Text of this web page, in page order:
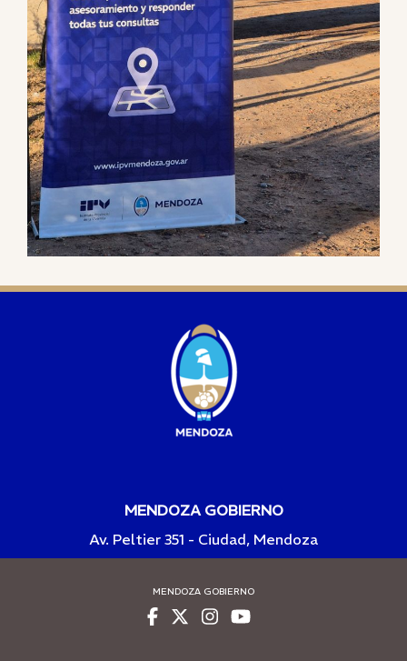
MENDOZA GOBIERNO
Av. Peltier 351 - Ciudad, Mendoza
MENDOZA GOBIERNO